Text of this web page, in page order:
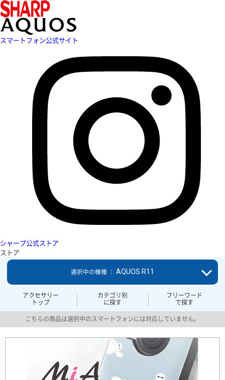
スマートフォン公式サイト
シャープ公式ストア
ストア
アクセサリー
トップ
カテゴリ別
に探す
フリーワード
で探す
選択中の機種 ： AQUOS R11
こちらの商品は選択中のスマートフォンには対応していません。